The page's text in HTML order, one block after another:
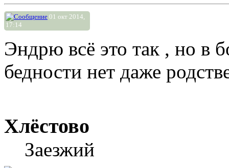
01 окт 2014,
17:14
Эндрю всё это так , но в
бедности нет даже
Хлёстово
Заезжий